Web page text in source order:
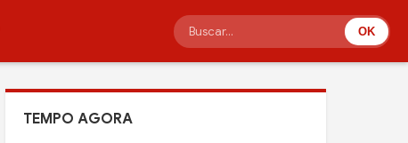
OK
TEMPO AGORA